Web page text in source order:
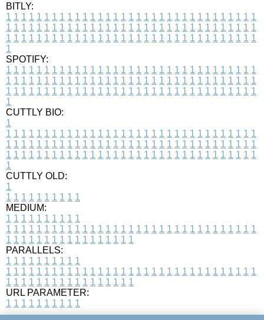
BITLY:
1 1 1 1 1 1 1 1 1 1 1 1 1 1 1 1 1 1 1 1 1 1 1 1 1 1 1 1 1 1 1 1 1
1 1 1 1 1 1 1 1 1 1 1 1 1 1 1 1 1 1 1 1 1 1 1 1 1 1 1 1 1 1 1 1 1
1 1 1 1 1 1 1 1 1 1 1 1 1 1 1 1 1 1 1 1 1 1 1 1 1 1 1 1 1 1 1 1 1
1
SPOTIFY:
1 1 1 1 1 1 1 1 1 1 1 1 1 1 1 1 1 1 1 1 1 1 1 1 1 1 1 1 1 1 1 1 1
1 1 1 1 1 1 1 1 1 1 1 1 1 1 1 1 1 1 1 1 1 1 1 1 1 1 1 1 1 1 1 1 1
1 1 1 1 1 1 1 1 1 1 1 1 1 1 1 1 1 1 1 1 1 1 1 1 1 1 1 1 1 1 1 1 1
1
CUTTLY BIO:
1
1 1 1 1 1 1 1 1 1 1 1 1 1 1 1 1 1 1 1 1 1 1 1 1 1 1 1 1 1 1 1 1 1
1 1 1 1 1 1 1 1 1 1 1 1 1 1 1 1 1 1 1 1 1 1 1 1 1 1 1 1 1 1 1 1 1
1 1 1 1 1 1 1 1 1 1 1 1 1 1 1 1 1 1 1 1 1 1 1 1 1 1 1 1 1 1 1 1 1
1
CUTTLY OLD:
1
1 1 1 1 1 1 1 1 1 1
MEDIUM:
1 1 1 1 1 1 1 1 1 1
1 1 1 1 1 1 1 1 1 1 1 1 1 1 1 1 1 1 1 1 1 1 1 1 1 1 1 1 1 1 1 1 1
1 1 1 1 1 1 1 1 1 1 1 1 1 1 1 1 1
PARALLELS:
1 1 1 1 1 1 1 1 1 1
1 1 1 1 1 1 1 1 1 1 1 1 1 1 1 1 1 1 1 1 1 1 1 1 1 1 1 1 1 1 1 1 1
1 1 1 1 1 1 1 1 1 1 1 1 1 1 1 1 1
URL PARAMETER:
1 1 1 1 1 1 1 1 1 1